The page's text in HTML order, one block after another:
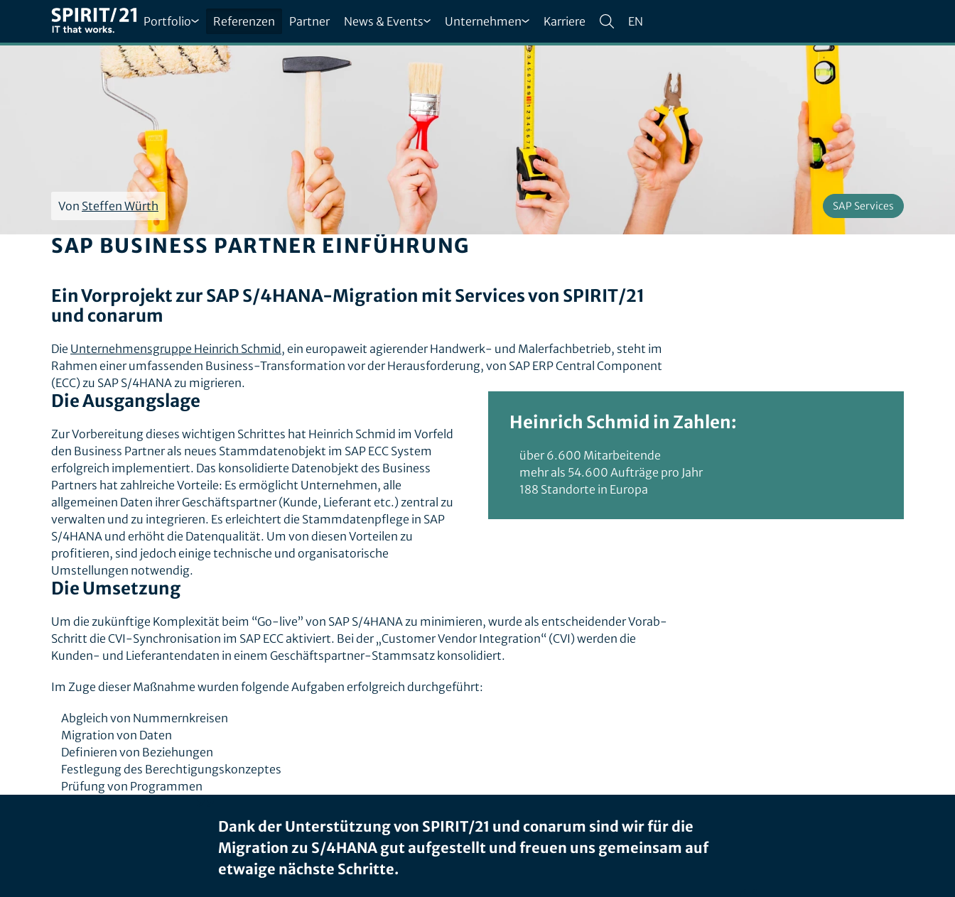
Portfolio Referenzen Partner News & Events Unternehmen Karriere EN
Von Steffen Würth SAP Services
SAP BUSINESS PARTNER EINFÜHRUNG
Ein Vorprojekt zur SAP S/4HANA-Migration mit Services von SPIRIT/21
und conarum
Die Unternehmensgruppe Heinrich Schmid , ein europaweit agierender Handwerk- und Malerfachbetrieb, steht im
Rahmen einer umfassenden Business-Transformation vor der Herausforderung, von SAP ERP Central Component
(ECC) zu SAP S/4HANA zu migrieren.
Die Ausgangslage
Zur Vorbereitung dieses wichtigen Schrittes hat Heinrich Schmid im Vorfeld
den Business Partner als neues Stammdatenobjekt im SAP ECC System
erfolgreich implementiert. Das konsolidierte Datenobjekt des Business
Partners hat zahlreiche Vorteile: Es ermöglicht Unternehmen, alle
allgemeinen Daten ihrer Geschäftspartner (Kunde, Lieferant etc.) zentral zu
verwalten und zu integrieren. Es erleichtert die Stammdatenpflege in SAP
S/4HANA und erhöht die Datenqualität. Um von diesen Vorteilen zu
profitieren, sind jedoch einige technische und organisatorische
Umstellungen notwendig.
Heinrich Schmid in Zahlen:
über 6.600 Mitarbeitende
mehr als 54.600 Aufträge pro Jahr
188 Standorte in Europa
Die Umsetzung
Um die zukünftige Komplexität beim “Go-live” von SAP S/4HANA zu minimieren, wurde als entscheidender Vorab-
Schritt die CVI-Synchronisation im SAP ECC aktiviert. Bei der „Customer Vendor Integration“ (CVI) werden die
Kunden- und Lieferantendaten in einem Geschäftspartner-Stammsatz konsolidiert.
Im Zuge dieser Maßnahme wurden folgende Aufgaben erfolgreich durchgeführt:
Abgleich von Nummernkreisen
Migration von Daten
Definieren von Beziehungen
Festlegung des Berechtigungskonzeptes
Prüfung von Programmen
Dank der Unterstützung von SPIRIT/21 und conarum sind wir für die
Migration zu S/4HANA gut aufgestellt und freuen uns gemeinsam auf
etwaige nächste Schritte.